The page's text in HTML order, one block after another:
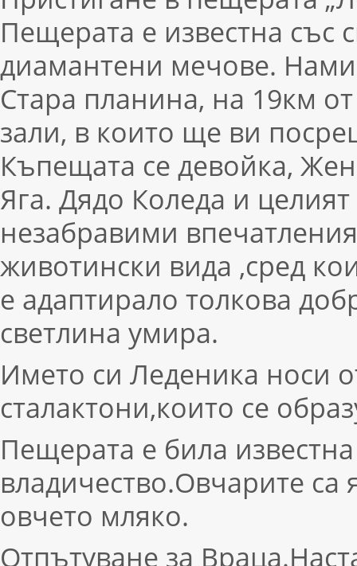
Пещерата е известна със
диамантени мечове.
Стара планина, на 19км
зали, в които ще ви
Къпещата се девойка,
Яга. Дядо Коледа и
незабравими
животински вида ,сред
е адаптирало толкова
светлина умира.
Името си Леденика носи
сталактони,които се
Пещерата е била
владичество.Овчарите са
овчето мляко.
Отпътуване за